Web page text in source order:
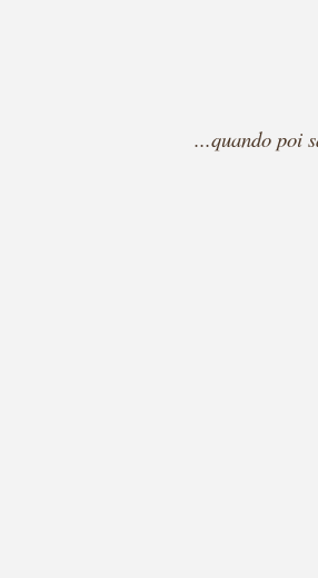
...quando poi